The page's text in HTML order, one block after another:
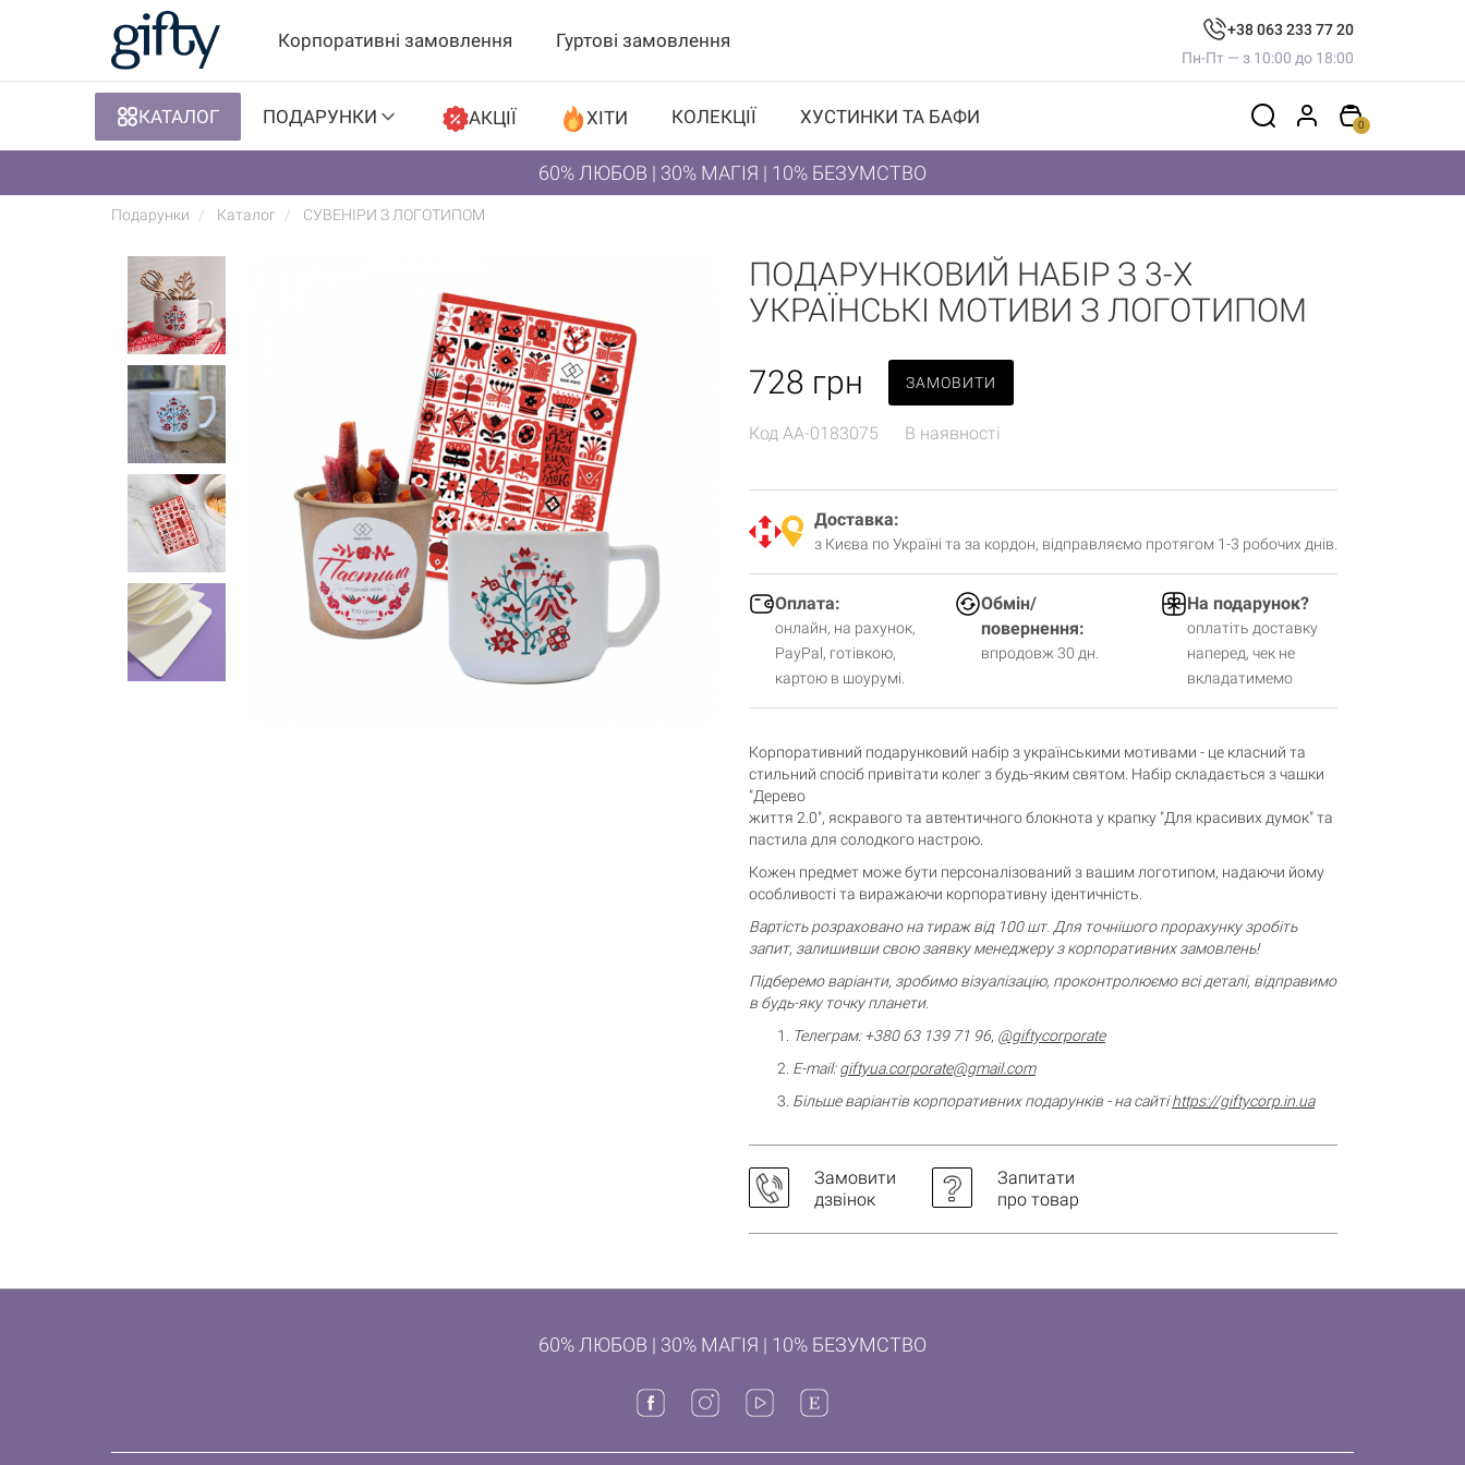
Корпоративні замовлення Гуртові замовлення
+38 063 233 77 20
Пн-Пт — з 10:00 до 18:00
КАТАЛОГ ПОДАРУНКИ АКЦІЇ ХІТИ КОЛЕКЦІЇ ХУСТИНКИ ТА БАФИ 0
60% ЛЮБОВ | 30% МАГІЯ | 10% БЕЗУМСТВО
Подарунки Каталог СУВЕНІРИ З ЛОГОТИПОМ
ПОДАРУНКОВИЙ НАБІР З 3-Х
УКРАЇНСЬКІ МОТИВИ З ЛОГОТИПОМ
728 грн ЗАМОВИТИ
Код AA-0183075 В наявності
Доставка:
з Києва по Україні та за кордон, відправляємо протягом 1-3 робочих днів.
Оплата:
онлайн, на рахунок,
PayPal, готівкою,
картою в шоурумі.
Обмін/
повернення:
впродовж 30 дн.
На подарунок?
оплатіть доставку
наперед, чек не
вкладатимемо
Корпоративний подарунковий набір з українськими мотивами - це класний та
стильний спосіб привітати колег з будь-яким святом. Набір складається з чашки
"Дерево
життя 2.0", яскравого та автентичного блокнота у крапку "Для красивих думок" та
пастила для солодкого настрою.
Кожен предмет може бути персоналізований з вашим логотипом, надаючи йому
особливості та виражаючи корпоративну ідентичність.
Вартість розраховано на тираж від 100 шт. Для точнішого прорахунку зробіть
запит, залишивши свою заявку менеджеру з корпоративних замовлень!
Підберемо варіанти, зробимо візуалізацію, проконтролюємо всі деталі, відправимо
в будь-яку точку планети.
Телеграм: +380 63 139 71 96, @giftycorporate
E-mail:giftyua.corporate@gmail.com
Більше варіантів корпоративних подарунків - на сайтіhttps://giftycorp.in.ua
Замовити
дзвінок
Запитати
про товар
60% ЛЮБОВ | 30% МАГІЯ | 10% БЕЗУМСТВО
Кошик порожній